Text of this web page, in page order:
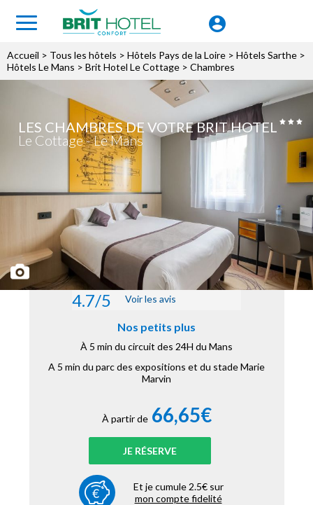
Accueil > Tous les hôtels > Hôtels Pays de la Loire > Hôtels Sarthe >
Hôtels Le Mans > Brit Hotel Le Cottage > Chambres
LES CHAMBRES DE VOTRE BRIT HOTEL
Le Cottage - Le Mans
4.7/5 Voir les avis
Nos petits plus
À 5 min du circuit des 24H du Mans
A 5 min du parc des expositions et du stade Marie
Marvin
À partir de 66,65€
JE RÉSERVE
Et je cumule 2.5€ sur
mon compte fidelité